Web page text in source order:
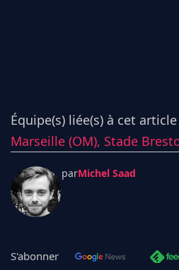
Équipe(s) liée(s) à cet article
Marseille (OM), Stade
parMichel Saad
S'abonner